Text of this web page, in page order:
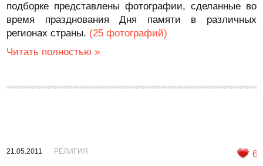
подборке представлены фотографии, сделанные во
время празднования Дня памяти в различных
регионах страны. (25 фотографий)
Читать полностью »
21.05.2011 РЕЛИГИЯ 6